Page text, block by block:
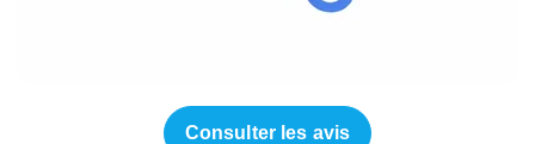
Consulter les avis